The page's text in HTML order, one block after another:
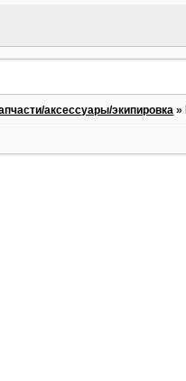
аксессуары/экипировка »